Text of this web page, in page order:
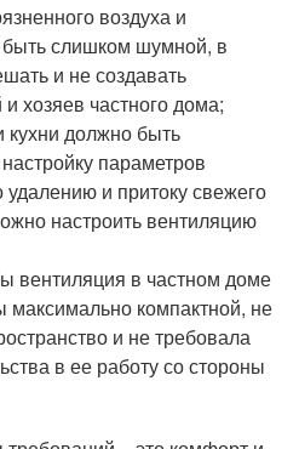
воздуха и
слишком шумной, в
и не создавать
хозяев частного дома;
кухни должно быть
параметров
удалению и притоку свежего
настроить вентиляцию
вентиляция в частном доме
максимально компактной, не
и не требовала
в ее работу со стороны